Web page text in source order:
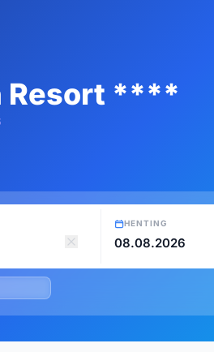
Resort ****
HENTING